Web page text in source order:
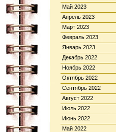
Май 2023
Апрель 2023
Март 2023
Февраль 2023
Январь 2023
Декабрь 2022
Ноябрь 2022
Октябрь 2022
Сентябрь 2022
Август 2022
Июль 2022
Июнь 2022
Май 2022